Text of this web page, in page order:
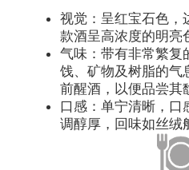
视觉：呈红宝石色，
款酒呈高浓度的明亮
气味：带有非常繁复
饯、矿物及树脂的气
前醒酒，以便品尝其
口感：单宁清晰，口
调醇厚，回味如丝绒